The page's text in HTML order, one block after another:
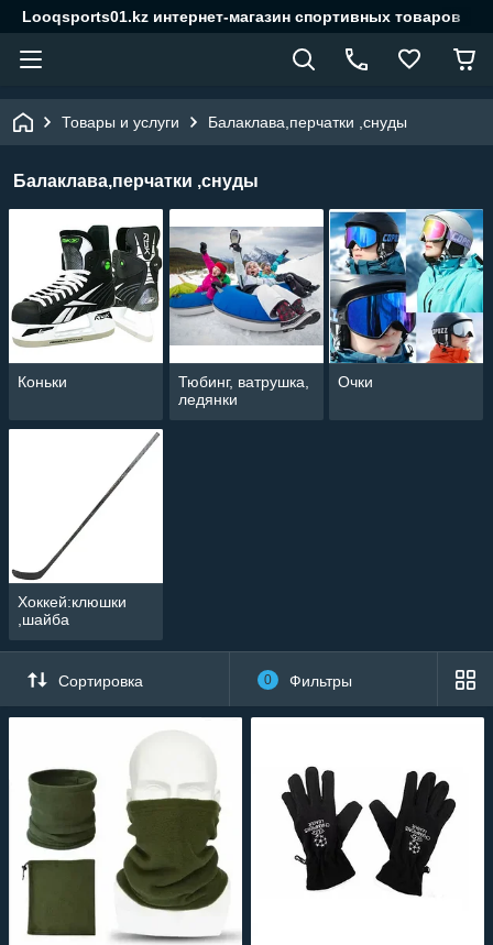
Looqsports01.kz интернет-магазин спортивных товаров
Товары и услуги Балаклава,перчатки ,снуды
Балаклава,перчатки ,снуды
Коньки
Тюбинг, ватрушка,
ледянки
Очки
Хоккей:клюшки
,шайба
Сортировка 0 Фильтры